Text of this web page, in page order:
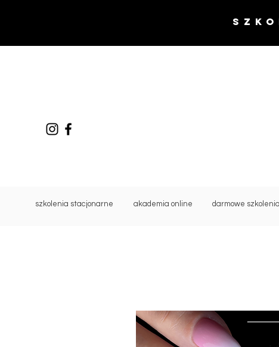
szkolenia stacjonarne akademia online darmowe szkolenia